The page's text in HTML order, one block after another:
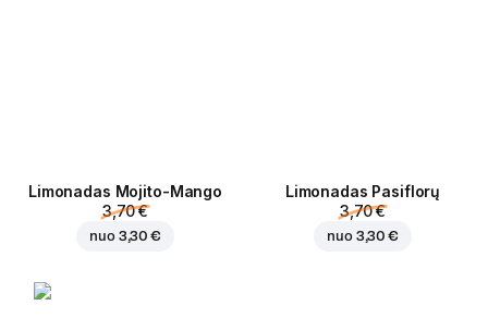
Limonadas Mojito-Mango
3,70 €
nuo 3,30 €
Limonadas Pasiflorų
3,70 €
nuo 3,30 €